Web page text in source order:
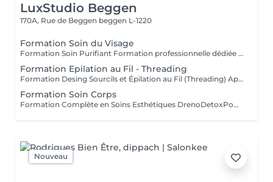
LuxStudio Beggen
170A, Rue de Beggen beggen L-1220
Formation Soin du Visage
Formation Soin Purifiant Formation professionnelle dédiée au soin purifiant du visage, incluant l'utilisation d'une machine de microsuccion pour extraction. Apprentissage du protocole complet, indications, contre-indications et maîtrise du geste pour un nettoyage profond et sécurisé. Formation Dermaplaning Formation dédiée au Dermaplaning, technique d'exfoliation avancée pour lisser la peau et sublimer l'éclat du teint. Apprentissage sécurisé du geste, indications et contre-indications. Formation Soin Hydrafacial Formation complète au soin Hydrafacial avec utilisation de la Bubble Machine. Maîtrise des étapes de nettoyage, exfoliation, infusion d'actifs et hydratation profonde pour des résultats immédiats et visibles. Formation Microneedling Formation professionnelle au Microneedling avec machine incluse, axée sur la régénération cutanée, l'amélioration de la texture de peau et le traitement des imperfections. Protocoles adaptés selon les types de peau et objectifs esthétiques. Chaque formation comprend les protocoles, indications, sécurité, ainsi qu'une mise en pratique encadrée. Kit produits & matériels inclus minimum 10 applications Aide au calcul de rentabilité et à la tarification Certificat de formation inclus
Formation Epilation au Fil - Threading
Formation Desing Sourcils et Épilation au Fil (Threading) Apprentissage de la technique d'épilation au fil pour restructurer les sourcils avec précision, en respectant la morphologie du visage. Formation Épilation au Fil + Coloration Sourcils Inclut la formation Épilation au Fil et ajoute la coloration des sourcils pour intensifier et harmoniser le regard. Formation Épilation au Fil + BrowLamination Inclut la formation Épilation au Fil et ajoute la BrowLamination pour discipliner et structurer les sourcils. Formation Épilation au Fil + BrowLamination + Lashlifting Formation complète incluant toutes les techniques précédentes, pour une prise en charge globale de la beauté du regard. Techniques cumulées Matériel inclus Kit minimum 10 applications Aide à la rentabilité Certificat UE
Formation Soin Corps
Formation Complète en Soins Esthétiques DrenoDetoxPower Transformez votre carrière en seulement 4 heures ! Notre formation vous offre une approche complète, alliant théorie et pratique, pour vous permettre de réaliser des traitements esthétiques de haute performance. Apprenez à utiliser et installer votre propre machine, tout en maîtrisant des techniques avancées telles que la cavitation, la radiofréquence, l'EMS, et bien plus encore. Points forts : Formation pratique et efficace : en seulement 6 heures, vous serez prêt(e) à offrir des traitements de pointe. Calcul des coûts et rentabilité : repartez avec toutes les connaissances nécessaires pour fixer vos prix et maximiser vos profits. Achat d'équipements : facilitez votre entrée sur le marché avec la possibilité d'acquérir votre machine directement auprès de nous. Réservez votre place et commencez votre parcours avec assurance et confiance, en offrant des résultats exceptionnels à vos clients et en développant votre activité.
Nouveau